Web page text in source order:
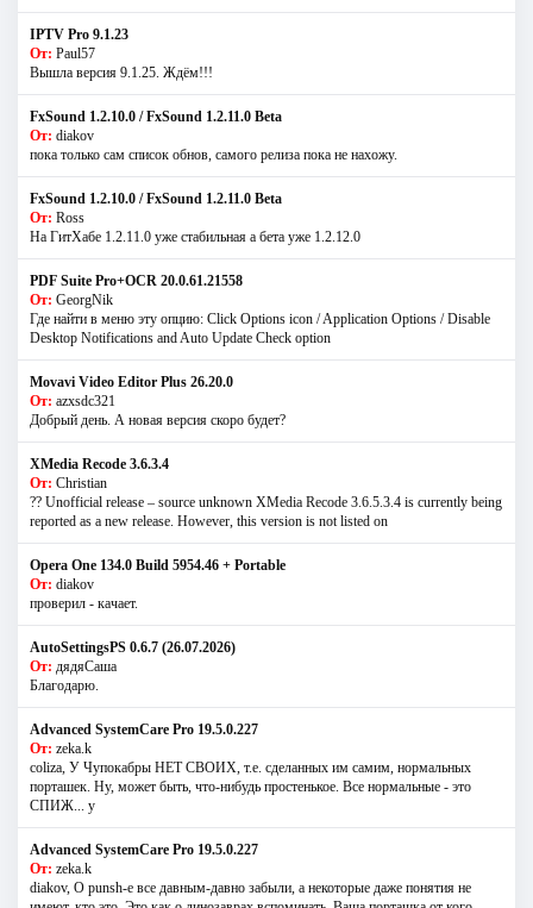
IPTV Pro 9.1.23
От: Paul57
Вышла версия 9.1.25. Ждём!!!
FxSound 1.2.10.0 / FxSound 1.2.11.0 Beta
От: diakov
пока только сам список обнов, самого релиза пока не нахожу.
FxSound 1.2.10.0 / FxSound 1.2.11.0 Beta
От: Ross
На ГитХабе 1.2.11.0 уже стабильная а бета уже 1.2.12.0
PDF Suite Pro+OCR 20.0.61.21558
От: GeorgNik
Где найти в меню эту опцию: Click Options icon / Application Options / Disable
Desktop Notifications and Auto Update Check option
Movavi Video Editor Plus 26.20.0
От: azxsdc321
Добрый день. А новая версия скоро будет?
XMedia Recode 3.6.3.4
От: Christian
?? Unofficial release – source unknown XMedia Recode 3.6.5.3.4 is currently being
reported as a new release. However, this version is not listed on
Opera One 134.0 Build 5954.46 + Portable
От: diakov
проверил - качает.
AutoSettingsPS 0.6.7 (26.07.2026)
От: дядяСаша
Благодарю.
Advanced SystemCare Pro 19.5.0.227
От: zeka.k
coliza, У Чупокабры НЕТ СВОИХ, т.е. сделанных им самим, нормальных
порташек. Ну, может быть, что-нибудь простенькое. Все нормальные - это
СПИЖ... у
Advanced SystemCare Pro 19.5.0.227
От: zeka.k
diakov, О punsh-е все давным-давно забыли, а некоторые даже понятия не